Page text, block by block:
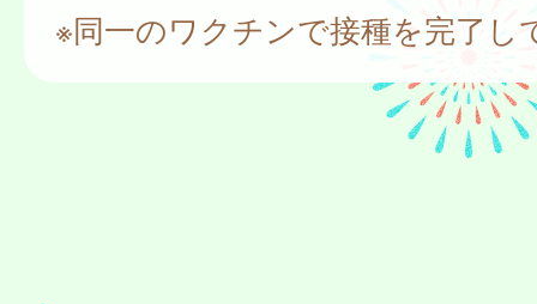
※同一のワクチンで接種を完了し